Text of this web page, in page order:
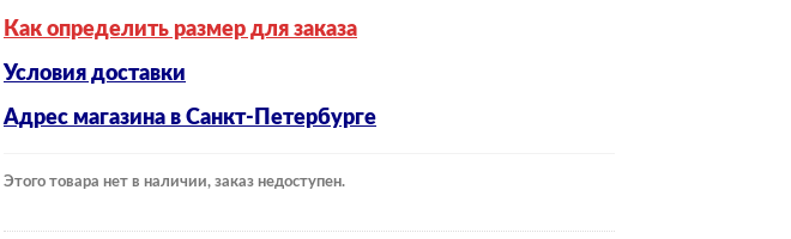
Как определить размер для заказа
Условия доставки
Адрес магазина в Санкт-Петербурге
Этого товара нет в наличии, заказ недоступен.